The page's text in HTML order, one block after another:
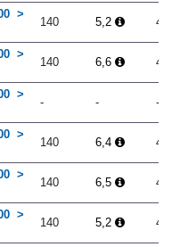
140 5,2
140 6,6
- - -
140 6,4
140 6,5
140 5,2